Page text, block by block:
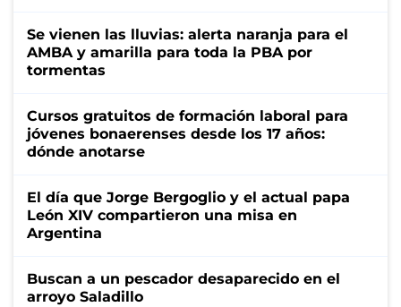
Se vienen las lluvias: alerta naranja para el
AMBA y amarilla para toda la PBA por
tormentas
Cursos gratuitos de formación laboral para
jóvenes bonaerenses desde los 17 años:
dónde anotarse
El día que Jorge Bergoglio y el actual papa
León XIV compartieron una misa en
Argentina
Buscan a un pescador desaparecido en el
arroyo Saladillo